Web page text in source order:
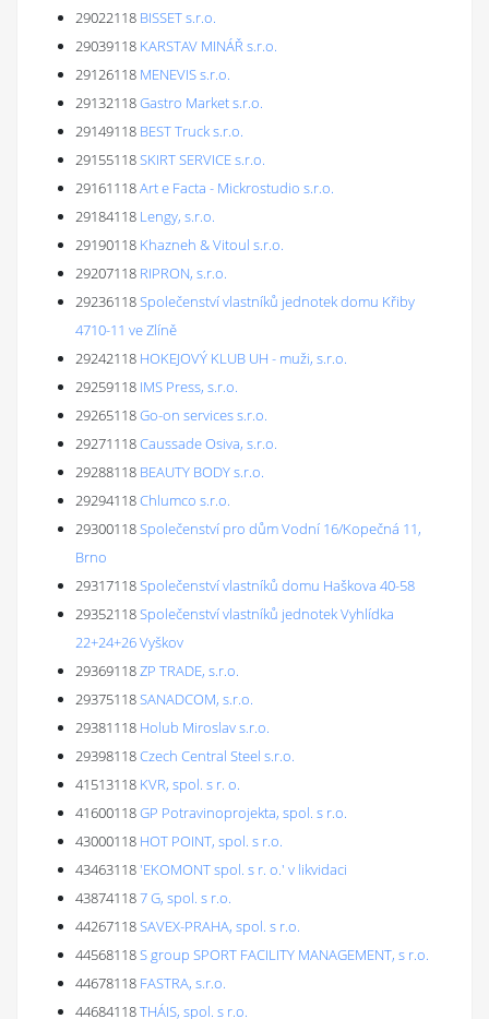
29022118 BISSET s.r.o.
29039118 KARSTAV MINÁŘ s.r.o.
29126118 MENEVIS s.r.o.
29132118Gastro Market s.r.o.
29149118 BEST Truck s.r.o.
29155118SKIRT SERVICE s.r.o.
29161118Art e Facta - Mickrostudio s.r.o.
29184118 Lengy, s.r.o.
29190118 Khazneh & Vitoul s.r.o.
29207118 RIPRON, s.r.o.
29236118Společenství vlastníků jednotek domu Křiby
4710-11 ve Zlíně
29242118 HOKEJOVÝ KLUB UH - muži, s.r.o.
29259118 IMS Press, s.r.o.
29265118Go-on services s.r.o.
29271118Caussade Osiva, s.r.o.
29288118 BEAUTY BODY s.r.o.
29294118Chlumco s.r.o.
29300118Společenství pro dům Vodní 16/Kopečná 11,
Brno
29317118Společenství vlastníků domu Haškova 40-58
29352118Společenství vlastníků jednotek Vyhlídka
22+24+26 Vyškov
29369118ZP TRADE, s.r.o.
29375118SANADCOM, s.r.o.
29381118 Holub Miroslav s.r.o.
29398118Czech Central Steel s.r.o.
41513118 KVR, spol. s r. o.
41600118GP Potravinoprojekta, spol. s r.o.
43000118 HOT POINT, spol. s r.o.
43463118'EKOMONT spol. s r. o.' v likvidaci
438741187 G, spol. s r.o.
44267118SAVEX-PRAHA, spol. s r.o.
44568118S group SPORT FACILITY MANAGEMENT, s r.o.
44678118 FASTRA, s.r.o.
44684118THÁIS, spol. s r.o.